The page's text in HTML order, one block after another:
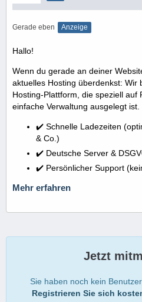
Gerade eben Anzeige
Hallo!
Wenn du gerade an deiner
aktuelles Hosting überdenkst: Wir
Hosting-Plattform, die speziell auf
einfache Verwaltung ausgelegt ist.
✔️ Schnelle Ladezeiten
& Co.)
✔️ Deutsche Server &
✔️ Persönlicher Support
Mehr erfahren
Jetzt
Sie haben noch kein
Registrieren Sie sich